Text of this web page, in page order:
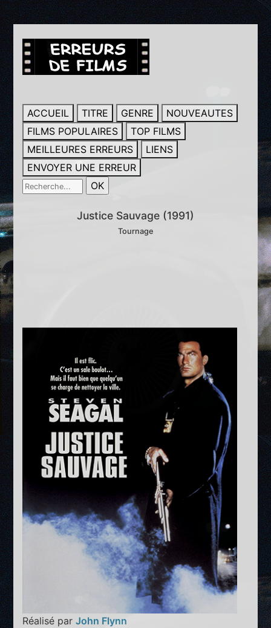
ACCUEIL TITRE GENRE
NOUVEAUTES
FILMS POPULAIRES
TOP FILMS
MEILLEURES ERREURS
LIENS
ENVOYER UNE ERREUR
Justice Sauvage (1991)
Tournage
Réalisé parJohn Flynn